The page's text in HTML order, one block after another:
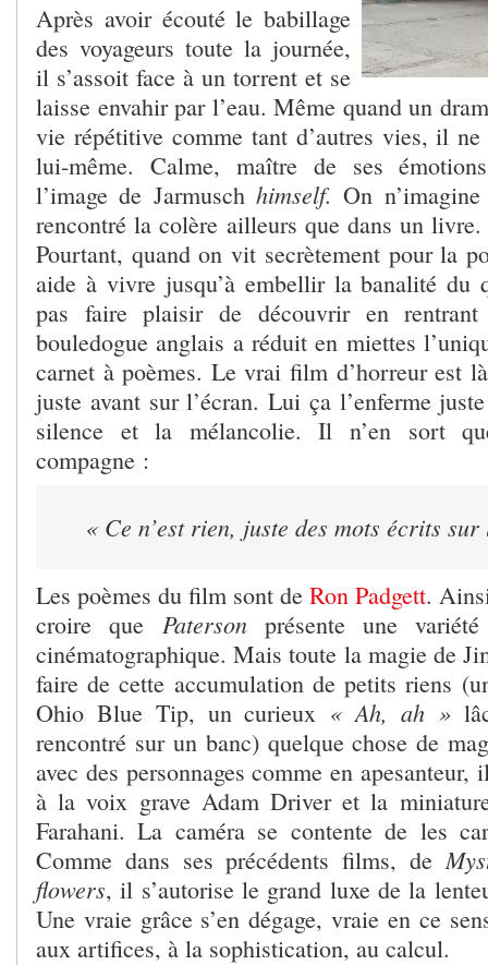
Après avoir écouté le babillage
des voyageurs toute la journée,
il s’assoit face à un torrent et se
laisse envahir par l’eau. Même quand un
vie répétitive comme tant d’autres vies, il ne
lui-même. Calme, maître de ses
l’image de Jarmusch himself. On
rencontré la colère ailleurs que dans un
Pourtant, quand on vit secrètement pour la
aide à vivre jusqu’à embellir la banalité du
pas faire plaisir de découvrir en
bouledogue anglais a réduit en miettes
carnet à poèmes. Le vrai film d’horreur est
juste avant sur l’écran. Lui ça l’enferme
silence et la mélancolie. Il n’en sort
compagne :
« Ce n’est rien, juste des mots écrits sur
Les poèmes du film sont de Ron Padgett.
croire que Paterson présente une
cinématographique. Mais toute la magie de
faire de cette accumulation de petits riens
Ohio Blue Tip, un curieux « Ah, ah »
rencontré sur un banc) quelque chose de
avec des personnages comme en
à la voix grave Adam Driver et la
Farahani. La caméra se contente de les
Comme dans ses précédents films, de
flowers, il s’autorise le grand luxe de la
Une vraie grâce s’en dégage, vraie en ce
aux artifices, à la sophistication, au calcul.